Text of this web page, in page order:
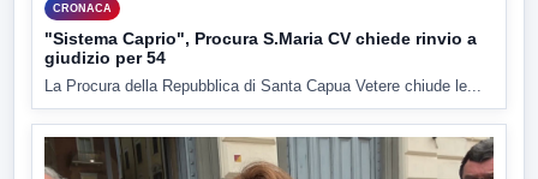
CRONACA
"Sistema Caprio", Procura S.Maria CV chiede rinvio a
giudizio per 54
La Procura della Repubblica di Santa Capua Vetere chiude le...